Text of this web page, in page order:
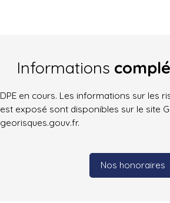
Informations
DPE en cours. Les informations sur les
est exposé sont disponibles sur le site
georisques.gouv.fr.
Nos honoraires